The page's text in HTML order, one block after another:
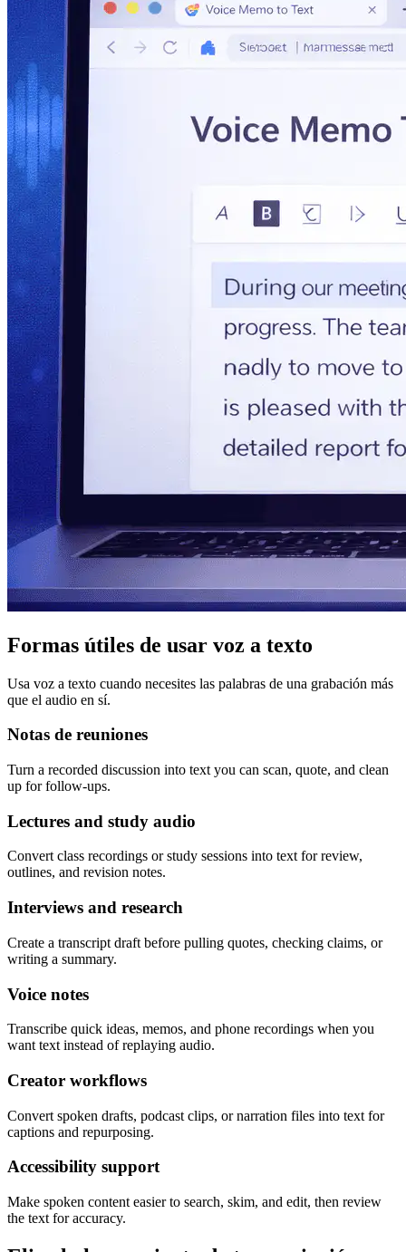
Formas útiles de usar voz a texto
Usa voz a texto cuando necesites las palabras de una grabación más
que el audio en sí.
Notas de reuniones
Turn a recorded discussion into text you can scan, quote, and clean
up for follow-ups.
Lectures and study audio
Convert class recordings or study sessions into text for review,
outlines, and revision notes.
Interviews and research
Create a transcript draft before pulling quotes, checking claims, or
writing a summary.
Voice notes
Transcribe quick ideas, memos, and phone recordings when you
want text instead of replaying audio.
Creator workflows
Convert spoken drafts, podcast clips, or narration files into text for
captions and repurposing.
Accessibility support
Make spoken content easier to search, skim, and edit, then review
the text for accuracy.